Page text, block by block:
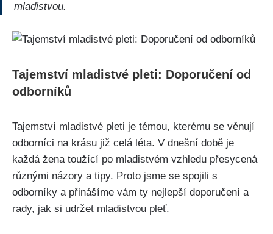
mladistvou.
Tajemství mladistvé pleti: Doporučení od
odborníků
Tajemství mladistvé pleti ⁤je témou, ⁣kterému se věnují
odborníci na krásu již ⁤celá léta. V dnešní době je
každá žena ​toužící po mladistvém‍ vzhledu přesycená
⁢různými názory a tipy. Proto jsme se spojili s
odborníky a přinášíme⁢ vám ty‌ nejlepší doporučení​ a
rady, jak si udržet mladistvou pleť.